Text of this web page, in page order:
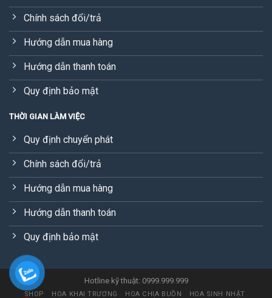
Chính sách đổi/trả
Hướng dẫn mua hàng
Hướng dẫn thanh toán
Quy định bảo mật
THỜI GIAN LÀM VIỆC
Quy định chuyển phát
Chính sách đổi/trả
Hướng dẫn mua hàng
Hướng dẫn thanh toán
Quy định bảo mật
Hotline kỹ thuật: 0999.999.999
SHOP HOA KHAI TRƯƠNG HOA CHIA BUỒN
HOA SINH NHẬT